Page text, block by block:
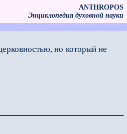
ANTHROPOS
Энциклопедия духовной науки
но который не